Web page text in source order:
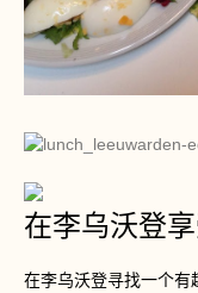
在李乌沃登
在李乌沃登寻找一个有